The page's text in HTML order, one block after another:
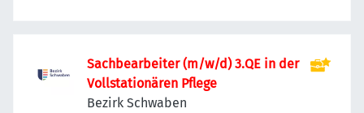
Sachbearbeiter (m/w/d) 3.QE in der
Vollstationären Pflege
Bezirk Schwaben